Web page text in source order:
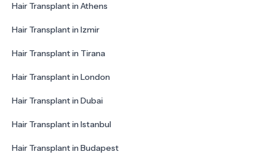
Hair Transplant in Athens
Hair Transplant in Izmir
Hair Transplant in Tirana
Hair Transplant in London
Hair Transplant in Dubai
Hair Transplant in Istanbul
Hair Transplant in Budapest